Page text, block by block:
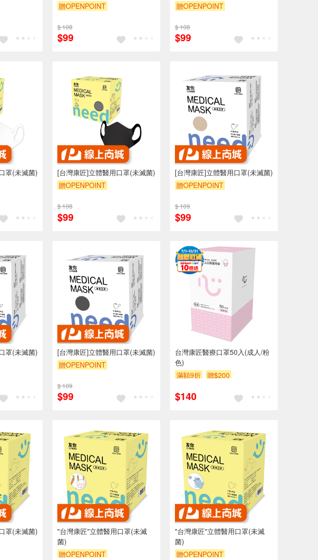
贈OPENPOINT
$ 108
$99
贈OPENPOINT
$ 108
$99
罩(未滅菌)
[台灣康匠]立體醫用口罩(未滅菌)
贈OPENPOINT
$ 108
$99
[台灣康匠]立體醫用口罩(未滅菌)
贈OPENPOINT
$ 109
$99
罩(未滅菌)
[台灣康匠]立體醫用口罩(未滅菌)
贈OPENPOINT
$ 109
$99
台灣康匠醫療口罩50入(成人/粉
色)
滿額9折
贈$200
$140
罩(未滅菌)
"台灣康匠"立體醫用口罩(未滅
菌)
贈OPENPOINT
"台灣康匠"立體醫用口罩(未滅
菌)
贈OPENPOINT